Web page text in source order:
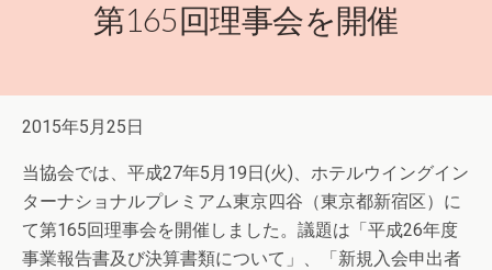
第165回理事会を開催
2015年5月25日
当協会では、平成27年5月19日(火)、ホテルウイングイン
ターナショナルプレミアム東京四谷（東京都新宿区）に
て第165回理事会を開催しました。議題は「平成26年度
事業報告書及び決算書類について」、「新規入会申出者